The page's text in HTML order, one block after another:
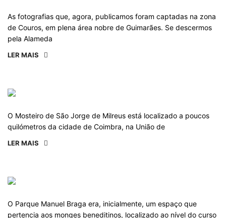
As fotografias que, agora, publicamos foram captadas na zona
de Couros, em plena área nobre de Guimarães. Se descermos
pela Alameda
LER MAIS
O Mosteiro de São Jorge de Milreus está localizado a poucos
quilómetros da cidade de Coimbra, na União de
LER MAIS
O Parque Manuel Braga era, inicialmente, um espaço que
pertencia aos monges beneditinos, localizado ao nível do curso